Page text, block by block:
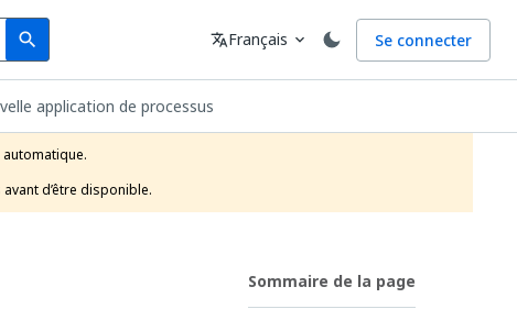
search
Search Langue
translateFrançais expand_more Se connecter
application de processus
automatique.
d’être disponible.
Sommaire de la page